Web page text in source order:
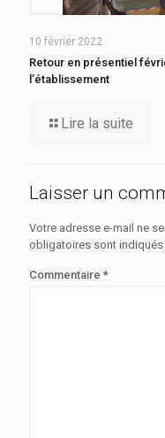
10 février 2022
Retour en présentiel
l’établissement
Lire la suite
Laisser un
Votre adresse e-mail ne
obligatoires sont indiqués
Commentaire *